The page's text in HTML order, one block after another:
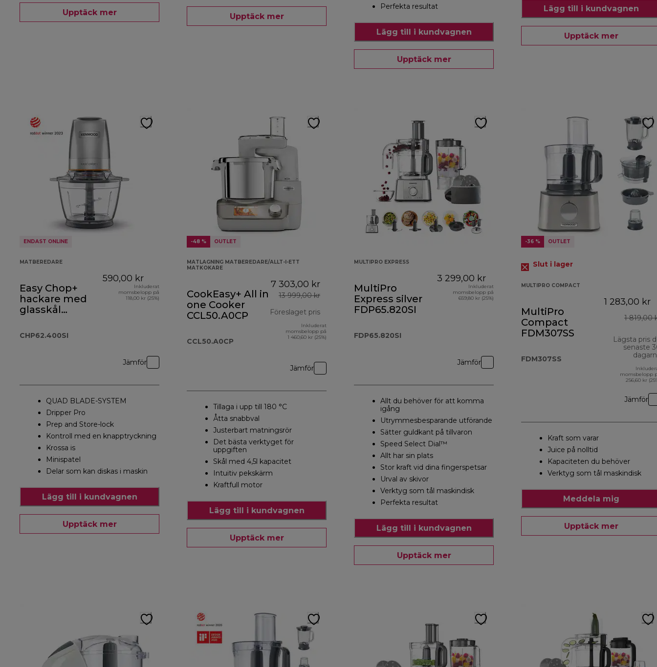
Upptäck mer Upptäck mer
Perfekta resultat
Lägg till i kundvagnen
Upptäck mer
Lägg till i kundvagnen
Upptäck mer
ENDAST ONLINE
MATBEREDARE
Easy Chop+
hackare med
glasskål
CHP62.400SI
590,00 kr
Inkluderat
momsbelopp på
118,00 kr (25%)
Jämför
QUAD BLADE-SYSTEM
Dripper Pro
Prep and Store-lock
Kontroll med en knapptryckning
Krossa is
Minispatel
Delar som kan diskas i maskin
Lägg till i kundvagnen
Upptäck mer
-48 % OUTLET
MATLAGNING MATBEREDARE/ALLT-I-ETT
MATKOKARE
CookEasy+ All in
one Cooker
CCL50.A0CP
CCL50.A0CP
7 303,00 kr
13 999,00 kr
Föreslaget pris
ursprungligt pris 13 999,00 kr
Inkluderat
momsbelopp på
1 460,60 kr (25%)
Jämför
Tillaga i upp till 180 °C
Åtta snabbval
Justerbart matningsrör
Det bästa verktyget för
uppgiften
Skål med 4,5l kapacitet
Intuitiv pekskärm
Kraftfull motor
Lägg till i kundvagnen
Upptäck mer
MULTIPRO EXPRESS
MultiPro
Express silver
FDP65.820SI
FDP65.820SI
3 299,00 kr
Inkluderat
momsbelopp på
659,80 kr (25%)
Jämför
Allt du behöver för att komma
igång
Utrymmesbesparande utförande
Sätter guldkant på tillvaron
Speed Select Dial™
Allt har sin plats
Stor kraft vid dina fingerspetsar
Urval av skivor
Verktyg som tål maskindisk
Perfekta resultat
Lägg till i kundvagnen
Upptäck mer
-36 % OUTLET
Slut i lager
MULTIPRO COMPACT
MultiPro
Compact
FDM307SS
FDM307SS
1 283,00 kr
1 819,00
Lägsta pris
senaste
momsbelopp
256,60 kr
Jämför
Kraft som varar
Juice på nolltid
Kapaciteten du behöver
Verktyg som tål maskindisk
Meddela mig
Upptäck mer